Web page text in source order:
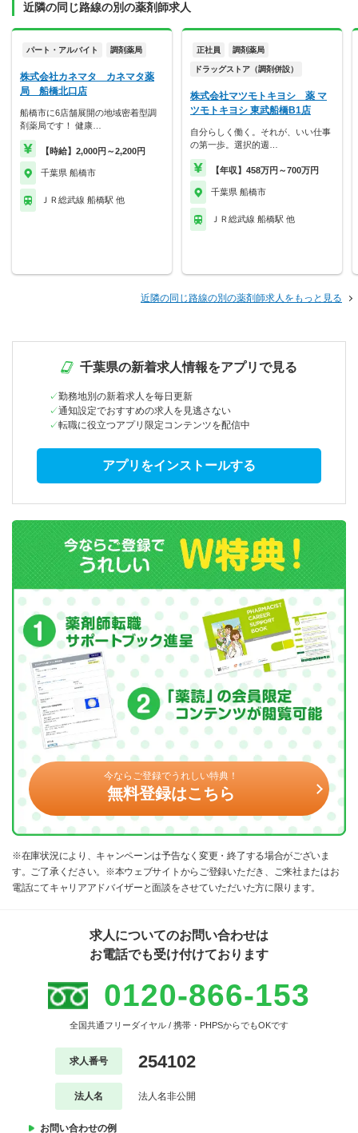
近隣の同じ路線の別の薬剤師求人
パート・アルバイト 調剤薬局
株式会社カネマタ カネマタ薬
局 船橋北口店
船橋市に6店舗展開の地域密着型調
剤薬局です！ 健康…
【時給】2,000円～2,200円
千葉県 船橋市
ＪＲ総武線 船橋駅 他
正社員 調剤薬局
ドラッグストア（調剤併設）
株式会社マツモトキヨシ 薬 マ
ツモトキヨシ 東武船橋B1店
自分らしく働く。それが、いい仕事
の第一歩。選択的週…
【年収】458万円～700万円
千葉県 船橋市
ＪＲ総武線 船橋駅 他
近隣の同じ路線の別の薬剤師求人をもっと見る
千葉県の新着求人情報をアプリで見る
勤務地別の新着求人を毎日更新
通知設定でおすすめの求人を見逃さない
転職に役立つアプリ限定コンテンツを配信中
アプリをインストールする
今ならご登録でうれしい特典！
無料登録はこちら
※在庫状況により、キャンペーンは予告なく変更・終了する場合がございま
す。ご了承ください。※本ウェブサイトからご登録いただき、ご来社またはお
電話にてキャリアアドバイザーと面談をさせていただいた方に限ります。
求人についてのお問い合わせは
お電話でも受け付けております
0120-866-153
全国共通フリーダイヤル / 携帯・PHPSからでもOKです
求人番号 254102
法人名 法人名非公開
お問い合わせの例